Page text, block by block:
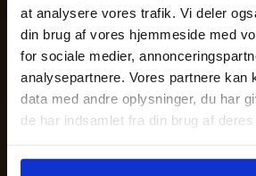
at analysere vores trafik. Vi deler
din brug af vores hjemmeside med
for sociale medier,
analysepartnere. Vores partnere kan
data med andre oplysninger, du har
de har indsamlet fra din brug af deres